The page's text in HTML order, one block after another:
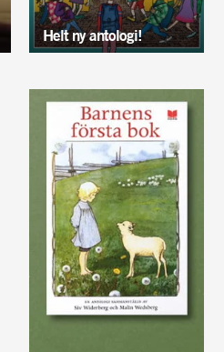
Helt ny antologi!